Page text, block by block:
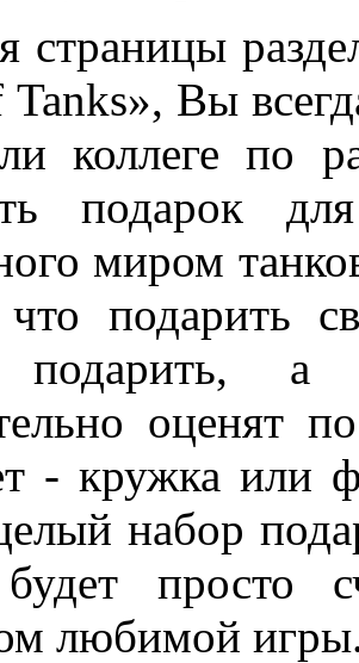
страницы
Вы
коллеге по
подарок
миром
что подарить
подарить, а
оценят
- кружка или
набор
просто
любимой